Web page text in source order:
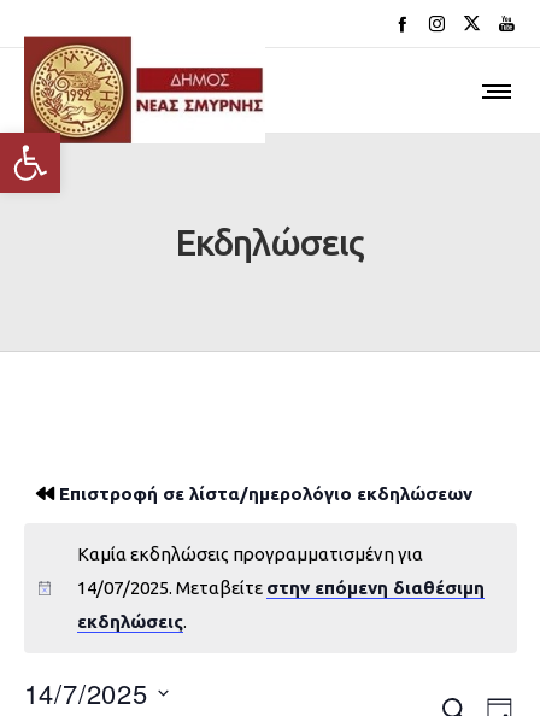
Ανοίξτε τη γραμμή εργαλείων
Εκδηλώσεις
Επιστροφή σε λίστα/ημερολόγιο εκδηλώσεων
Καμία εκδηλώσεις προγραμματισμένη για
14/07/2025. Μεταβείτε στην επόμενη διαθέσιμη
εκδηλώσεις.
14/7/2025